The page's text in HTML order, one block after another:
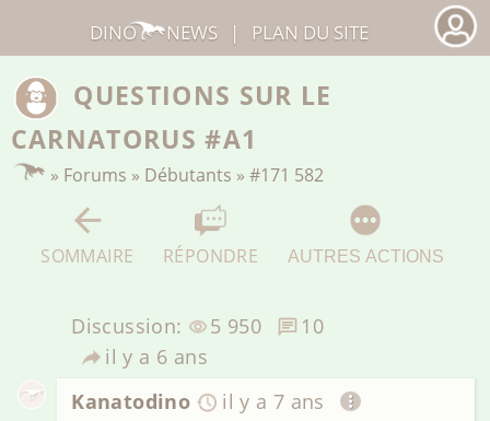
QUESTIONS SUR LE
CARNATORUS #A1
» Forums » Débutants »#171 582
SOMMAIRE RÉPONDRE AUTRES ACTIONS
Discussion: 5 950
10
il y a 6 ans
Kanatodino
il y a 7 ans
DINO NEWS | PLAN DU SITE